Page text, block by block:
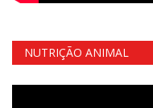
NUTRIÇÃO ANIMAL